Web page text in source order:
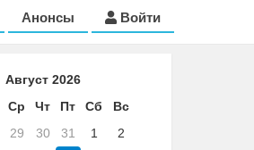
Анонсы Войти
Август 2026
Ср Чт Пт Сб
Вс
29 30 31 1
2